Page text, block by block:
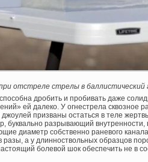
отстреле стрелы в баллистический
дробить и пробивать даже
ей далеко. У огнестрела сквозное
джоулей призваны остаться в теле
буквально разрывающий
диаметр собственно раневого
разы, а у длинноствольных образцов
болевой шок обеспечить не в